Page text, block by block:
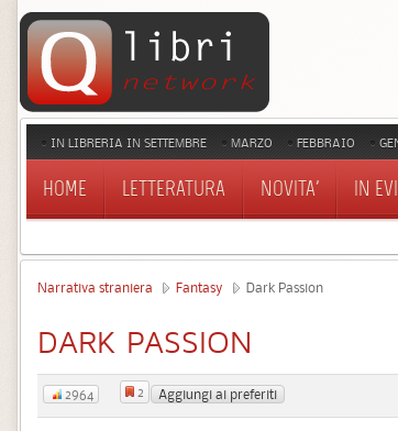
IN LIBRERIA IN SETTEMBRE MARZO FEBBRAIO
HOME LETTERATURA NOVITA' IN
Narrativa straniera Fantasy Dark Passion
DARK PASSION
2964 2 Aggiungi ai preferiti